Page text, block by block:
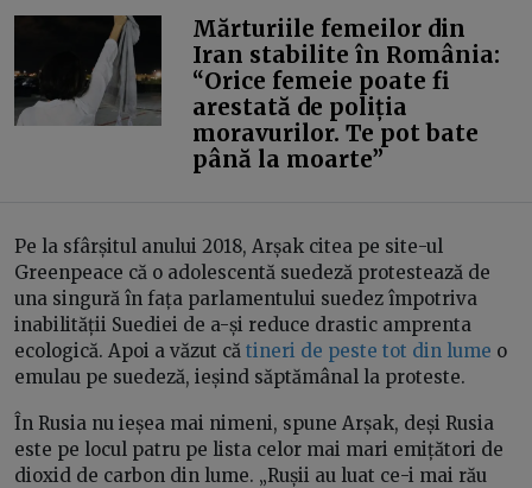
Mărturiile femeilor din
Iran stabilite în România:
“Orice femeie poate fi
arestată de poliția
moravurilor. Te pot bate
până la moarte”
Pe la sfârșitul anului 2018, Arșak citea pe site-ul
Greenpeace că o adolescentă suedeză protestează de
una singură în fața parlamentului suedez împotriva
inabilității Suediei de a-și reduce drastic amprenta
ecologică. Apoi a văzut că tineri de peste tot din lume o
emulau pe suedeză, ieșind săptămânal la proteste.
În Rusia nu ieșea mai nimeni, spune Arșak, deși Rusia
este pe locul patru pe lista celor mai mari emițători de
dioxid de carbon din lume. „Rușii au luat ce-i mai rău